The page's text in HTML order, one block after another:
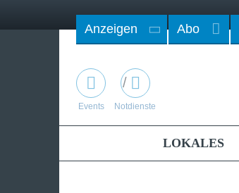
Anzeigen Abo
/
Events Notdienste
LOKALES